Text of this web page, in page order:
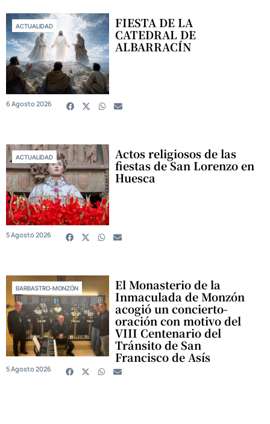
ACTUALIDAD FIESTA DE LA
CATEDRAL DE
ALBARRACÍN
6 Agosto 2026
ACTUALIDAD Actos religiosos de las
fiestas de San Lorenzo en
Huesca
5 Agosto 2026
BARBASTRO-MONZÓN El Monasterio de la
Inmaculada de Monzón
acogió un concierto-
oración con motivo del
VIII Centenario del
Tránsito de San
Francisco de Asís
5 Agosto 2026